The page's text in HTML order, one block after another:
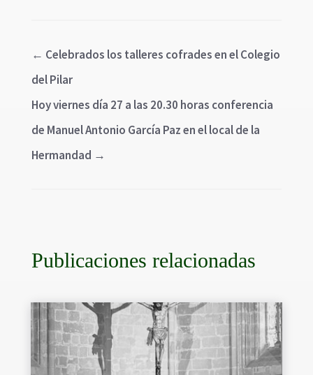
← Celebrados los talleres cofrades en el Colegio
del Pilar
Hoy viernes día 27 a las 20.30 horas conferencia
de Manuel Antonio García Paz en el local de la
Hermandad →
Publicaciones relacionadas